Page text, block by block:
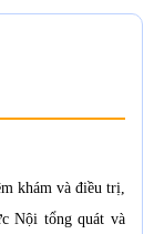
khám và điều trị,
Nội tổng quát và